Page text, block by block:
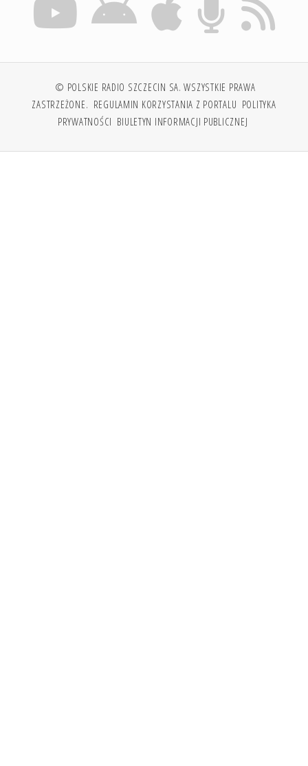
© POLSKIE RADIO SZCZECIN SA. WSZYSTKIE PRAWA
ZASTRZEŻONE. REGULAMIN KORZYSTANIA Z PORTALU POLITYKA
PRYWATNOŚCI BIULETYN INFORMACJI PUBLICZNEJ